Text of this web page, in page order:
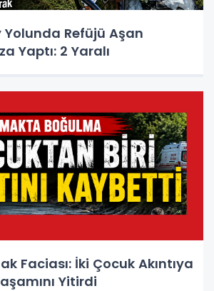
Refüjü Aşan
Yaptı: 2 Yaralı
Faciası: İki Çocuk Akıntıya
Yitirdi